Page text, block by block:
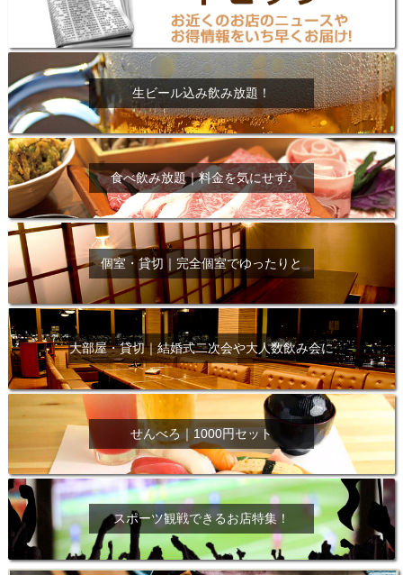
生ビール込み飲み放題！
食べ飲み放題｜料金を気にせず♪
個室・貸切｜完全個室でゆったりと
大部屋・貸切｜結婚式二次会や大人数飲み会に
せんべろ｜1000円セット
スポーツ観戦できるお店特集！